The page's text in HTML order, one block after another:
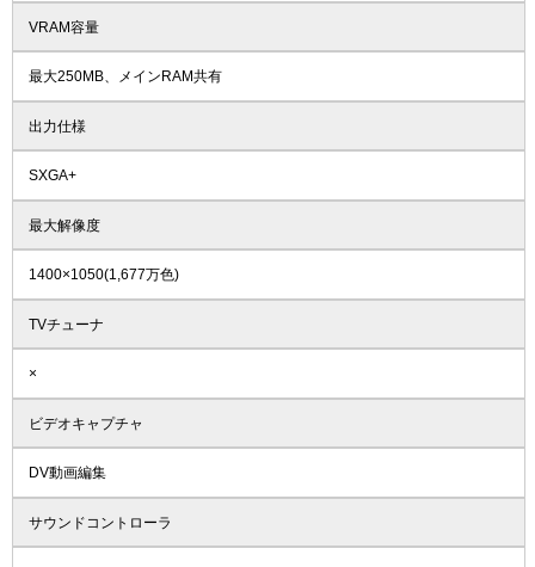
VRAM容量
最大250MB、メインRAM共有
出力仕様
SXGA+
最大解像度
1400×1050(1,677万色)
TVチューナ
×
ビデオキャプチャ
DV動画編集
サウンドコントローラ